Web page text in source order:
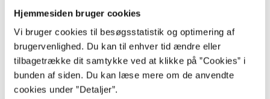
Hjemmesiden bruger cookies
Vi bruger cookies til besøgsstatistik og optimering af
brugervenlighed. Du kan til enhver tid ændre eller
tilbagetrække dit samtykke ved at klikke på ”Cookies” i
bunden af siden. Du kan læse mere om de anvendte
cookies under ”Detaljer”.
lorem ipsum dolor sit amet ...
lorem ipsum dolor sit amet ...
lorem ipsum dolor sit amet ...
lorem ipsum dolor sit amet ...
lorem ipsum dolor sit amet ...
lorem ipsum dolor sit amet ...